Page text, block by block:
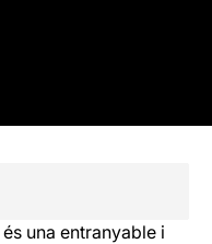
és una entranyable i